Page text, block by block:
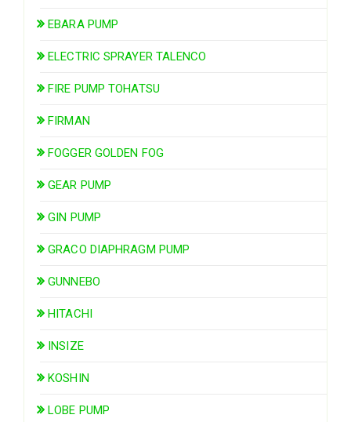
EBARA PUMP
ELECTRIC SPRAYER TALENCO
FIRE PUMP TOHATSU
FIRMAN
FOGGER GOLDEN FOG
GEAR PUMP
GIN PUMP
GRACO DIAPHRAGM PUMP
GUNNEBO
HITACHI
INSIZE
KOSHIN
LOBE PUMP